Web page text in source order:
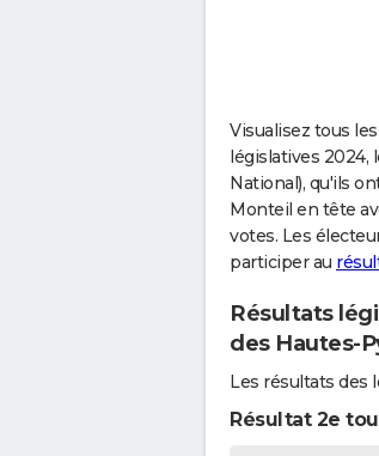
Visualisez tous
législatives
National), qu'ils
Monteil en tête
votes. Les
participer au
Résultats
des Hautes-
Les résultats des
Résultat 2e